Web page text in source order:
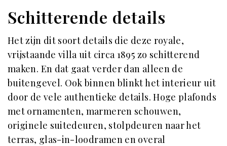
Schitterende details
Het zijn dit soort details die deze royale,
vrijstaande villa uit circa 1895 zo schitterend
maken. En dat gaat verder dan alleen de
buitengevel. Ook binnen blinkt het interieur uit
door de vele authentieke details. Hoge plafonds
met ornamenten, marmeren schouwen,
originele suitedeuren, stolpdeuren naar het
terras, glas-in-loodramen en overal